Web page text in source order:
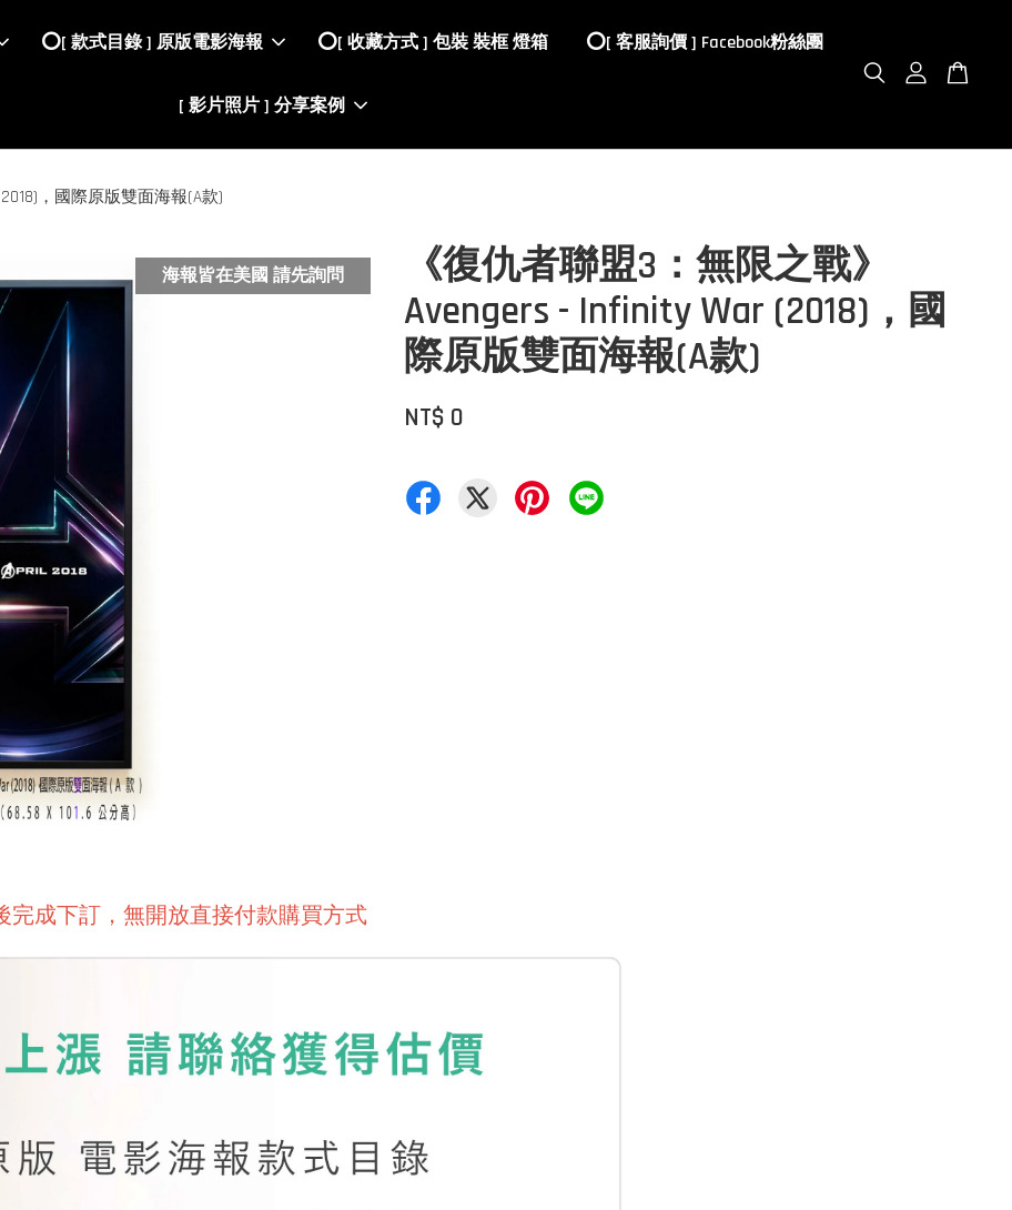
⭕️[ 款式目錄 ] 原版電影海報 ⭕️[ 收藏方式 ] 包裝 裝框 燈箱 ⭕️[ 客服詢價 ] Facebook粉絲團
[ 影片照片 ] 分享案例
，國際原版雙面海報(A款)
海報皆在美國 請先詢問
《復仇者聯盟3：無限之戰》
Avengers - Infinity War (2018)，國
際原版雙面海報(A款)
NT$ 0
完成下訂，無開放直接付款購買方式